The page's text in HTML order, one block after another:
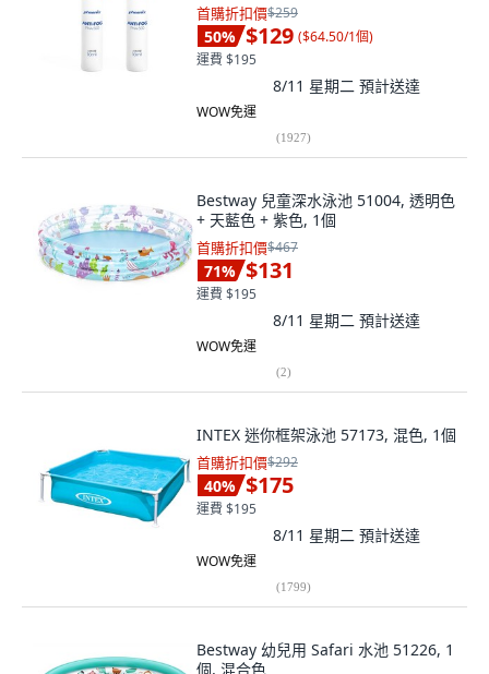
首購折扣價$259
50% $129 ($64.50/1個)
運費 $195
8/11 星期二 預計送達
WOW免運
(1927)
Bestway 兒童深水泳池 51004, 透明色
+ 天藍色 + 紫色, 1個
首購折扣價$467
71% $131
運費 $195
8/11 星期二 預計送達
WOW免運
(2)
INTEX 迷你框架泳池 57173, 混色, 1個
首購折扣價$292
40% $175
運費 $195
8/11 星期二 預計送達
WOW免運
(1799)
Bestway 幼兒用 Safari 水池 51226, 1
個, 混合色